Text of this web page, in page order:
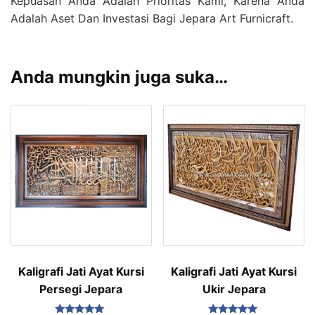
Adalah Aset Dan Investasi Bagi Jepara Art Furnicraft.
Anda mungkin juga suka…
Kaligrafi Jati Ayat Kursi
Persegi Jepara
Kaligrafi Jati Ayat Kursi
Ukir Jepara